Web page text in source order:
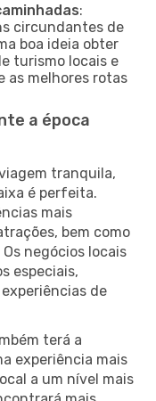
:
circundantes de
boa ideia obter
turismo locais e
as melhores rotas
a época
tranquila,
é perfeita.
mais
bem como
negócios locais
especiais,
de
terá a
experiência mais
a um nível mais